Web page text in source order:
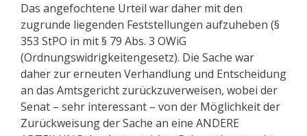
Das angefochtene Urteil war daher mit den
zugrunde liegenden Feststellungen aufzuheben (§
353 StPO in mit § 79 Abs. 3 OWiG
(Ordnungswidrigkeitengesetz). Die Sache war
daher zur erneuten Verhandlung und Entscheidung
an das Amtsgericht zurückzuverweisen, wobei der
Senat – sehr interessant – von der Möglichkeit der
Zurückweisung der Sache an eine ANDERE